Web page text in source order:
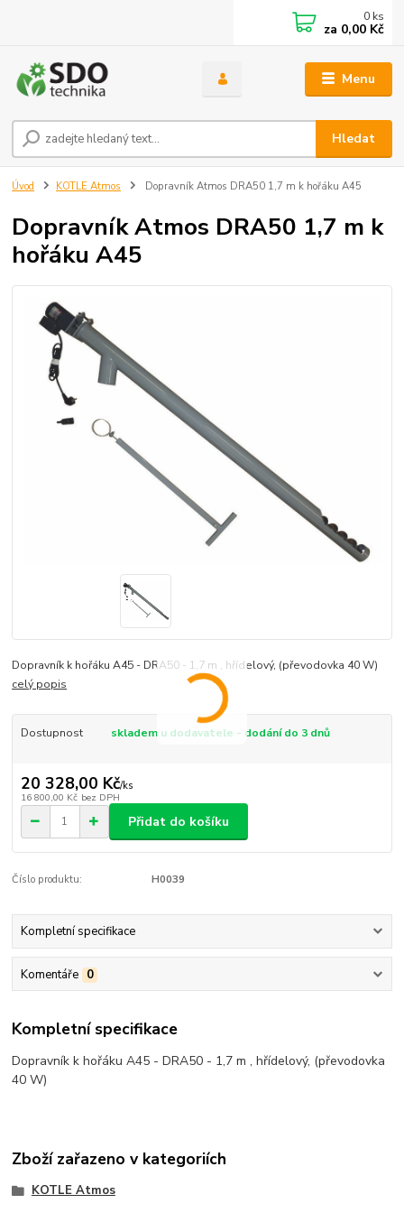
Menu
Hledat
0 ks
za 0,00 Kč
Úvod KOTLE Atmos Dopravník Atmos DRA50 1,7 m k hořáku A45
Dopravník Atmos DRA50 1,7 m k
hořáku A45
Dopravník k hořáku A45 - DRA50 - 1,7 m , hřídelový, (převodovka 40 W)
celý popis
Dostupnost skladem u dodavatele - dodání do 3 dnů
20 328,00 Kč/ks
16 800,00 Kč bez DPH
Přidat do košíku
Číslo produktu: H0039
Kompletní specifikace
Komentáře 0
Kompletní specifikace
Dopravník k hořáku A45 - DRA50 - 1,7 m , hřídelový, (převodovka
40 W)
Zboží zařazeno v kategoriích
KOTLE Atmos